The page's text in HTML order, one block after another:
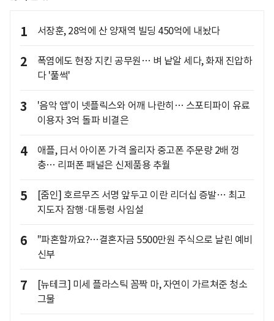
1 서장훈, 28억에 산 양재역 빌딩 450억에 내놨다
2
폭염에도 현장 지킨 공무원… 벼 낱알 세다, 화재 진압하
다 '풀썩'
3
'음악 앱'이 넷플릭스와 어깨 나란히… 스포티파이 유료
이용자 3억 돌파 비결은
4
애플, 日서 아이폰 가격 올리자 중고폰 주문량 2배 껑
충… 리퍼폰 패널은 신제품용 추월
5
[줌인] 호르무즈 서명 앞두고 이란 리더십 증발… 최고
지도자 잠행·대통령 사임설
6
"파혼할까요?…결혼자금 5500만원 주식으로 날린 예비
신부
7
[뉴테크] 미세 플라스틱 꼼짝 마, 자연이 가르쳐준 청소
그물